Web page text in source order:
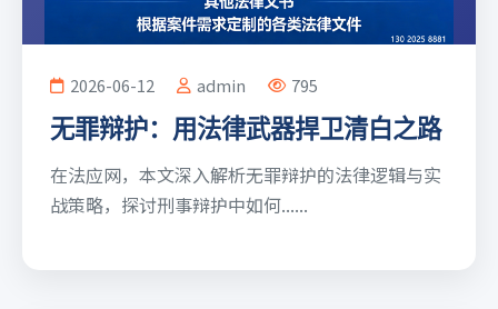
2026-06-12 admin 795
无罪辩护：用法律武器捍卫清白之路
在法应网，本文深入解析无罪辩护的法律逻辑与实
战策略，探讨刑事辩护中如何......